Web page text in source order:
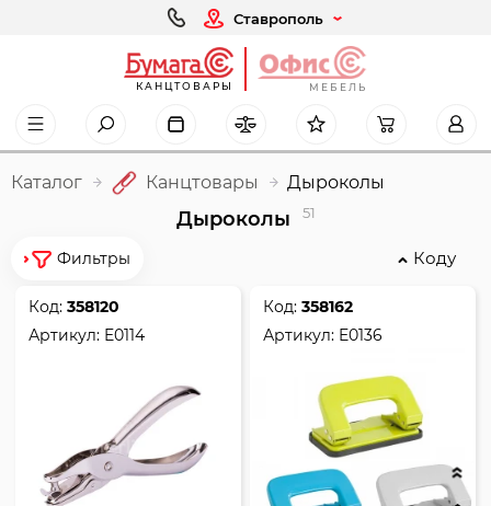
Ставрополь
КАНЦТОВАРЫ МЕБЕЛЬ
Каталог Канцтовары Дыроколы
Дыроколы 51
Фильтры Коду
Код:358120
Артикул: E0114
Код:358162
Артикул: E0136